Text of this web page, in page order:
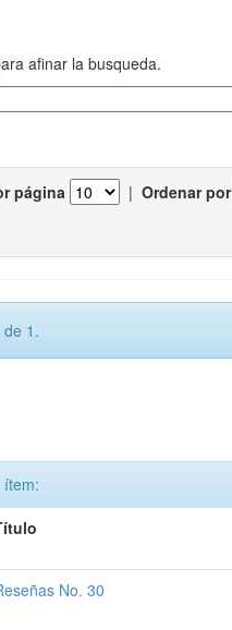
afinar la busqueda.
página | Ordenar por
1.
ítem:
No. 30